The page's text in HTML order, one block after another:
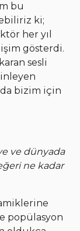
bu
ki;
her yıl
gösterdi.
sesli
da bizim için
ve dünyada
ne kadar
popülasyon